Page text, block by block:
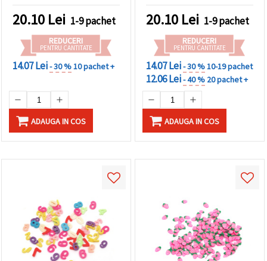
20.10 Lei 1-9 pachet
REDUCERI
PENTRU CANTITATE
14.07 Lei- 30 %10 pachet +
ADAUGA IN COS
20.10 Lei 1-9 pachet
REDUCERI
PENTRU CANTITATE
14.07 Lei- 30 %10-19 pachet
12.06 Lei- 40 % 20 pachet +
ADAUGA IN COS